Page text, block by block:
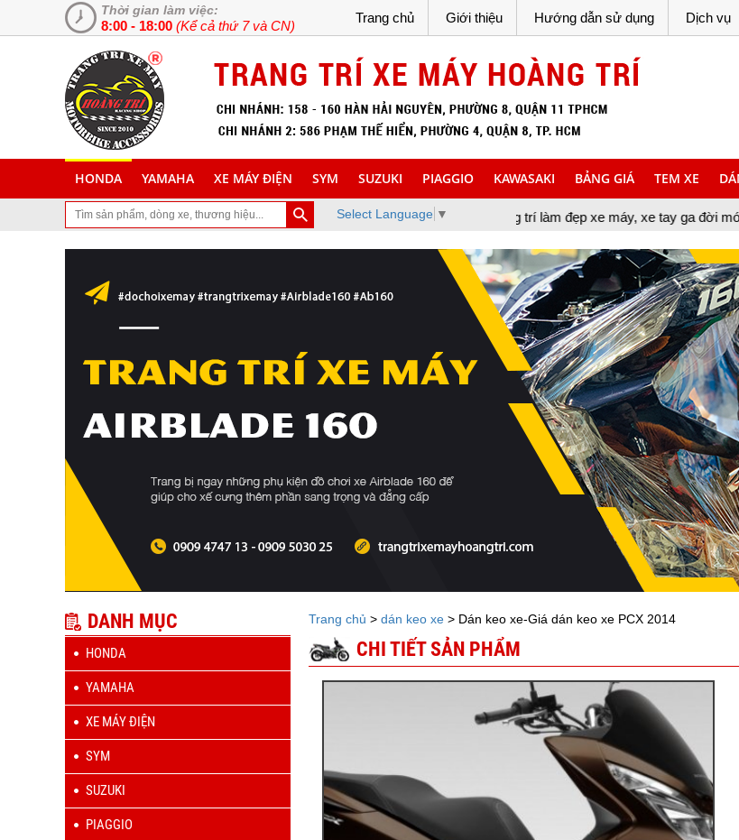
Thời gian làm việc:
8:00 - 18:00 (Kể cả thứ 7 và CN)
Trang chủ Giới thiệu Hướng dẫn sử dụng Dịch vụ
HONDA YAMAHA XE MÁY ĐIỆN SYM SUZUKI PIAGGIO KAWASAKI BẢNG GIÁ TEM XE
Select Language ▼
ghé thăm trang Web chuyên cung cấp và lắp đặt phụ tùng inox trang trí làm đẹp xe máy, xe tay ga đời mới, tân trang xe
DANH MỤC
HONDA
YAMAHA
XE MÁY ĐIỆN
SYM
SUZUKI
PIAGGIO
Trang chủ > dán keo xe> Dán keo xe-Giá dán keo xe PCX 2014
CHI TIẾT SẢN PHẨM